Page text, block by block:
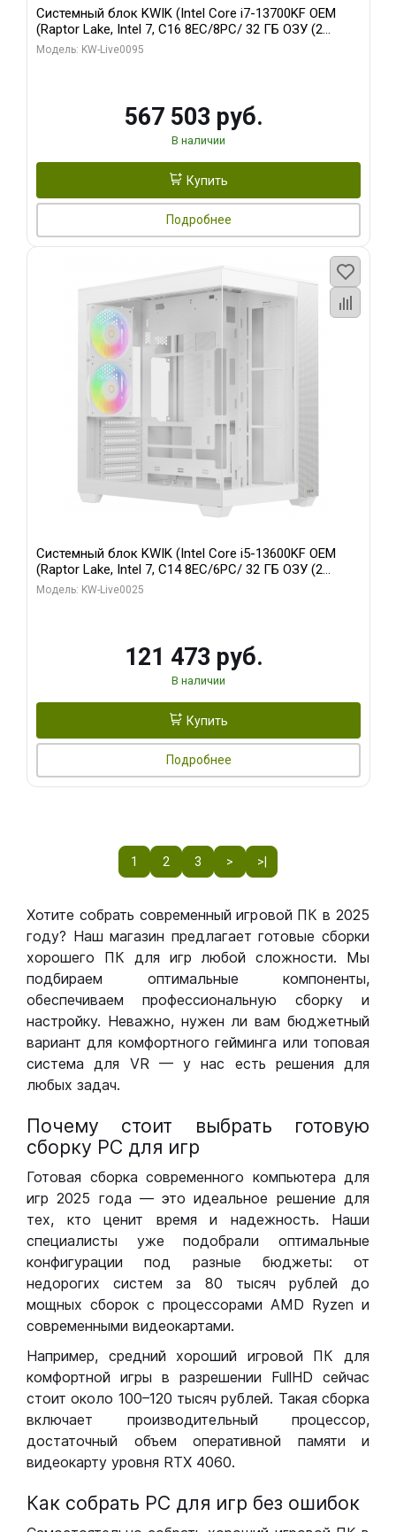
Системный блок KWIK (Intel Core i7-13700KF OEM
(Raptor Lake, Intel 7, C16 8EC/8PC/ 32 ГБ ОЗУ (2
модуля)/ Afox RTX4090 24GB GDDR6X 384-Bit 3xDP
Модель: KW-Live0095
567 503 руб.
В наличии
Купить
Подробнее
Системный блок KWIK (Intel Core i5-13600KF OEM
(Raptor Lake, Intel 7, C14 8EC/6PC/ 32 ГБ ОЗУ (2
модуля)/ Gigabyte RTX5060 WINDFORCE OC 8GB
Модель: KW-Live0025
121 473 руб.
В наличии
Купить
Подробнее
1 2 3 > >|
Хотите собрать современный игровой ПК в 2025
году? Наш магазин предлагает готовые сборки
хорошего ПК для игр любой сложности. Мы
подбираем оптимальные компоненты,
обеспечиваем профессиональную сборку и
настройку. Неважно, нужен ли вам бюджетный
вариант для комфортного гейминга или топовая
система для VR — у нас есть решения для
любых задач.
Почему стоит выбрать готовую
сборку РС для игр
Готовая сборка современного компьютера для
игр 2025 года — это идеальное решение для
тех, кто ценит время и надежность. Наши
специалисты уже подобрали оптимальные
конфигурации под разные бюджеты: от
недорогих систем за 80 тысяч рублей до
мощных сборок с процессорами AMD Ryzen и
современными видеокартами.
Например, средний хороший игровой ПК для
комфортной игры в разрешении FullHD сейчас
стоит около 100–120 тысяч рублей. Такая сборка
включает производительный процессор,
достаточный объем оперативной памяти и
видеокарту уровня RTX 4060.
Как собрать РС для игр без ошибок